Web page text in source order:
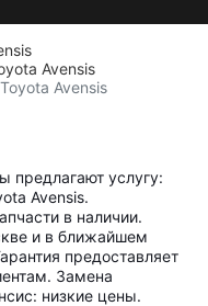
Avensis
Avensis
предлагают услугу:
Avensis.
в наличии.
и в ближайшем
предоставляет
Замена
низкие цены.